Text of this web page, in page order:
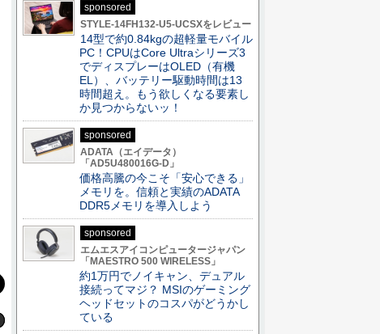
sponsored
STYLE-14FH132-U5-UCSXをレビュー
14型で約0.84kgの超軽量モバイル
PC！CPUはCore Ultraシリーズ3
でディスプレーはOLED（有機
EL）、バッテリー駆動時間は13
時間超え。もう欲しくなる要素し
か見つからないッ！
sponsored
ADATA（エイデータ）
「AD5U480016G-D」
価格高騰の今こそ「安心できる」
メモリを。信頼と実績のADATA
DDR5メモリを導入しよう
sponsored
エムエスアイコンピュータージャパン
「MAESTRO 500 WIRELESS」
約1万円でノイキャン、デュアル
接続ってマジ？ MSIのゲーミング
ヘッドセットのコスパがどうかし
ている